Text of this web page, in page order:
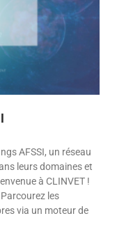
AFSSI, un réseau
leurs domaines et
à CLINVET !
les
via un moteur de